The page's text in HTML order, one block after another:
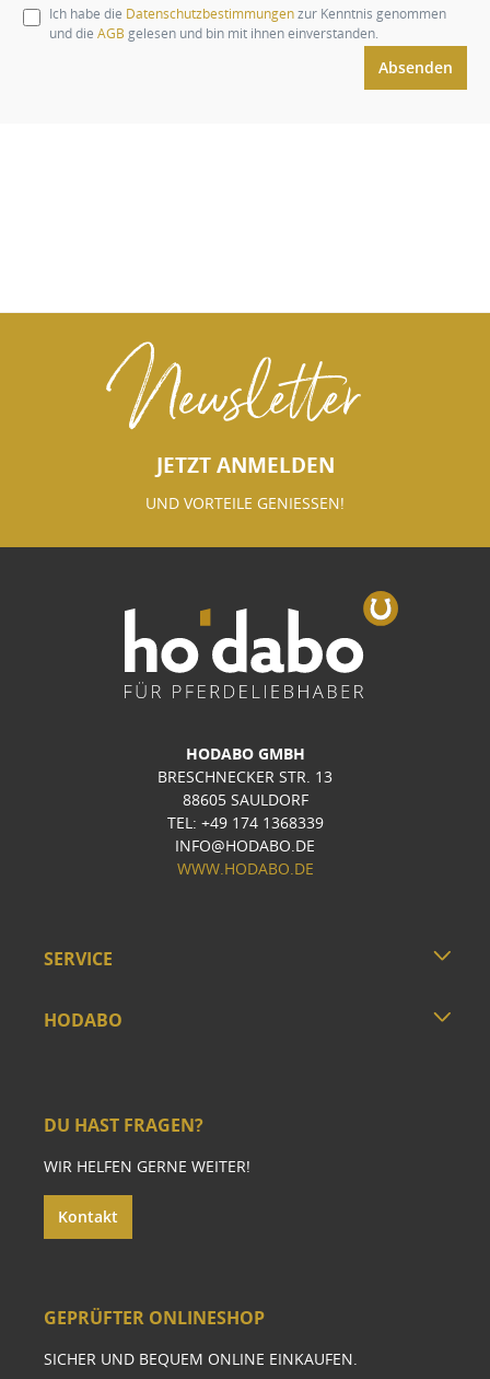
Ich habe die Datenschutzbestimmungenzur Kenntnis genommen
und die AGB gelesen und bin mit ihnen einverstanden.
Absenden
Newsletter
JETZT ANMELDEN
UND VORTEILE GENIESSEN!
HODABO GMBH
BRESCHNECKER STR. 13
88605 SAULDORF
TEL: +49 174 1368339
INFO@HODABO.DE
WWW.HODABO.DE
SERVICE
HODABO
DU HAST FRAGEN?
WIR HELFEN GERNE WEITER!
Kontakt
GEPRÜFTER ONLINESHOP
SICHER UND BEQUEM ONLINE EINKAUFEN.